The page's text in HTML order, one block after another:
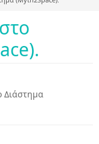
Διάστημα